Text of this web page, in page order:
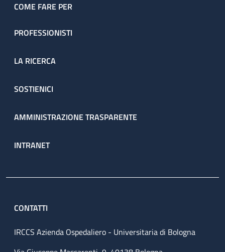
COME FARE PER
PROFESSIONISTI
LA RICERCA
SOSTIENICI
AMMINISTRAZIONE TRASPARENTE
INTRANET
CONTATTI
IRCCS Azienda Ospedaliero - Universitaria di Bologna